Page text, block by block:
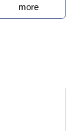
more